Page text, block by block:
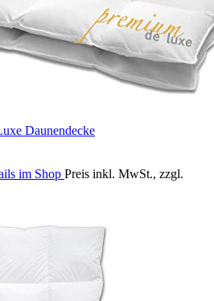
Daunendecke
im Shop Preis inkl. MwSt., zzgl.